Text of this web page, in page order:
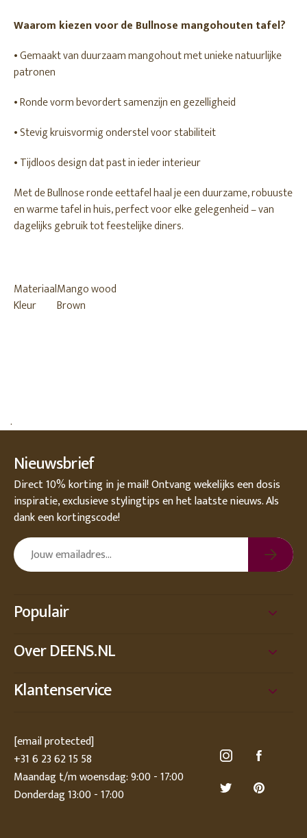
Waarom kiezen voor de Bullnose mangohouten tafel?
• Gemaakt van duurzaam mangohout met unieke natuurlijke
patronen
• Ronde vorm bevordert samenzijn en gezelligheid
• Stevig kruisvormig onderstel voor stabiliteit
• Tijdloos design dat past in ieder interieur
Met de Bullnose ronde eettafel haal je een duurzame, robuuste
en warme tafel in huis, perfect voor elke gelegenheid – van
dagelijks gebruik tot feestelijke diners.
MateriaalMango wood
Kleur
Brown
.
Nieuwsbrief
Direct 10% korting in je mail! Ontvang wekelijks een dosis
inspiratie, exclusieve stylingtips en het laatste nieuws. Als
dank een kortingscode!
Populair
Over DEENS.NL
Klantenservice
[email protected]
+31 6 23 62 15 58
Maandag t/m woensdag: 9:00 - 17:00
Donderdag 13:00 - 17:00